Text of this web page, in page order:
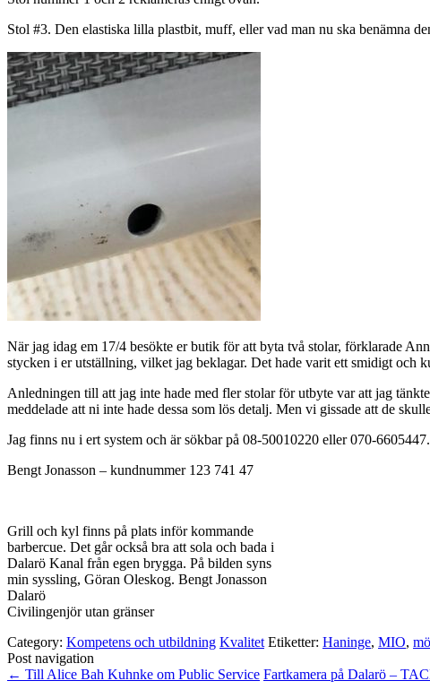
Stol #3. Den elastiska lilla plastbit, muff, eller vad man nu ska benämna
När jag idag em 17/4 besökte er butik för att byta två stolar, förklarade
stycken i er utställning, vilket jag beklagar. Det hade varit ett smidigt och
Anledningen till att jag inte hade med fler stolar för utbyte var att jag
meddelade att ni inte hade dessa som lös detalj. Men vi gissade att de
Jag finns nu i ert system och är sökbar på 08-50010220 eller 070-6605447.
Bengt Jonasson – kundnummer 123 741 47
Grill och kyl finns på plats inför kommande
barbercue. Det går också bra att sola och bada i
Dalarö Kanal från egen brygga. På bilden syns
min syssling, Göran Oleskog. Bengt Jonasson
Dalarö
Civilingenjör utan gränser
Category: Kompetens och utbildning Kvalitet Etiketter: Haninge, MIO,
Post navigation
← Till Alice Bah Kuhnke om Public Service Fartkamera på Dalarö –